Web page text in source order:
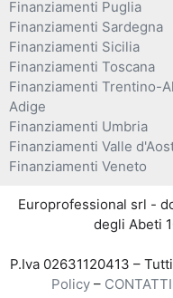
Finanziamenti Puglia
Finanziamenti Sardegna
Finanziamenti Sicilia
Finanziamenti Toscana
Finanziamenti Trentino-
Adige
Finanziamenti Umbria
Finanziamenti Valle
Finanziamenti Veneto
Europrofessional srl -
degli Abeti
P.Iva 02631120413 –
Policy– CONTATTI